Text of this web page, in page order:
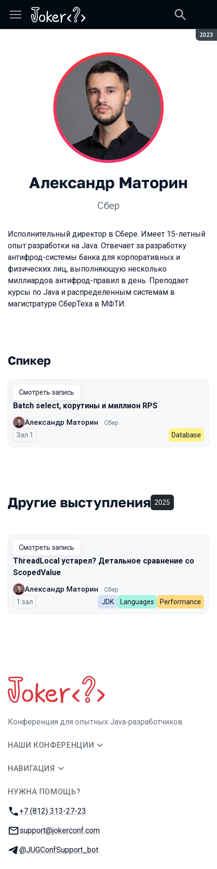
2023
Александр Маторин
Сбер
Исполнительный директор в Сбере. Имеет 15-летный
опыт разработки на Java. Отвечает за разработку
антифрод-системы банка для корпоративных и
физических лиц, выполняющую несколько
миллиардов антифрод-правил в день. Преподает
курсы по Java и распределенным системам в
магистратуре СберТеха в МФТИ.
Выступления в сезоне 2023
Спикер
Смотреть запись
Batch select, корутины и миллион RPS
Александр Маторин Сбер
Зал 1 Database
Другие выступления 2025
Смотреть запись
ThreadLocal устарел? Детальное сравнение со
ScopedValue
Александр Маторин Сбер
1 зал JDK Languages Performance
Конференция для опытных Java‑разработчиков
НАШИ КОНФЕРЕНЦИИ
НАВИГАЦИЯ
НУЖНА ПОМОЩЬ?
Телефон:
+7 (812) 313-27-23
E-mail:
support@jokerconf.com
Телеграм:
@JUGConfSupport_bot